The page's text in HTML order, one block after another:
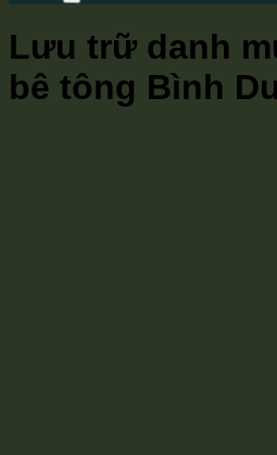
Lưu trữ danh
bê tông Bình